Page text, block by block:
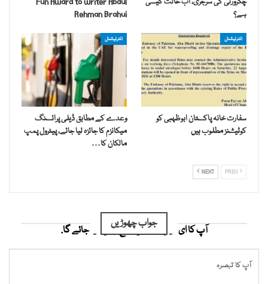
ہے؟
Rehman Brahui
انٹرنیشنل
سفارت خانہ پاکستان ابوظہبی کو
کوٹیشنز مطلوب ہیں
انٹرنیشنل
وعدے کے مطابق ڈیلی پرائسنگ
میکانزم کا جائزہ لیا جائے، پیٹرول پمپ
مالکان کا…
NEXT
جواب چھوڑیں
آپ کا ای میل ایڈریس شائع نہیں کیا جائے گا.